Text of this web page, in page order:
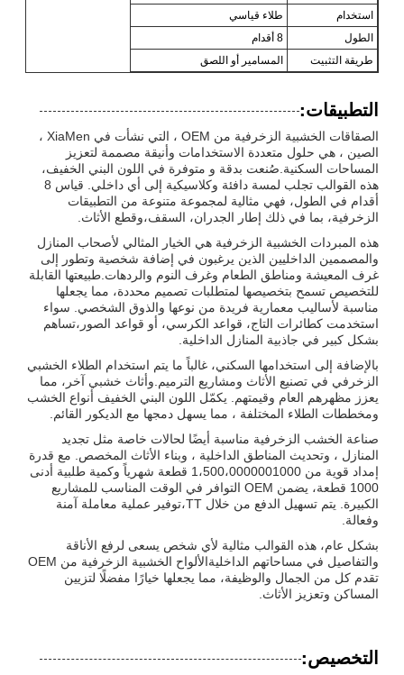
استخدام
طلاء قياسي
الطول
8 أقدام
طريقة التثبيت
المسامير أو اللصق
التطبيقات:
الصقاقات الخشبية الزخرفية من OEM ، التي نشأت في XiaMen ،
الصين ، هي حلول متعددة الاستخدامات وأنيقة مصممة لتعزيز
المساحات السكنية.صُنعت بدقة و متوفرة في اللون البني الخفيف،
هذه القوالب تجلب لمسة دافئة وكلاسيكية إلى أي داخلي. قياس 8
أقدام في الطول، فهي مثالية لمجموعة متنوعة من التطبيقات
الزخرفية، بما في ذلك إطار الجدران، السقف،وقطع الأثاث.
هذه المبردات الخشبية الزخرفية هي الخيار المثالي لأصحاب المنازل
والمصممين الداخليين الذين يرغبون في إضافة شخصية وتطور إلى
غرف المعيشة ومناطق الطعام وغرف النوم والردهات.طبيعتها القابلة
للتخصيص تسمح بتخصيصها لمتطلبات تصميم محددة، مما يجعلها
مناسبة لأساليب معمارية فريدة من نوعها والذوق الشخصي. سواء
استخدمت كطائرات التاج، قواعد الكرسي، أو قواعد الصور،تساهم
بشكل كبير في جاذبية المنازل الداخلية.
بالإضافة إلى استخدامها السكني، غالباً ما يتم استخدام الطلاء الخشبي
الزخرفي في تصنيع الأثاث ومشاريع الترميم.وأثاث خشبي آخر، مما
يعزز مظهرهم العام وقيمتهم. يكمّل اللون البني الخفيف أنواع الخشب
ومخططات الطلاء المختلفة ، مما يسهل دمجها مع الديكور القائم.
صناعة الخشب الزخرفية مناسبة أيضًا لحالات خاصة مثل تجديد
المنازل ، وتحديث المناطق الداخلية ، وبناء الأثاث المخصص. مع قدرة
إمداد قوية من 1،500،0000001000 قطعة شهرياً وكمية طلبية أدنى
1000 قطعة، يضمن OEM التوافر في الوقت المناسب للمشاريع
الكبيرة. يتم تسهيل الدفع من خلال TT،توفير عملية معاملة آمنة
وفعالة.
بشكل عام، هذه القوالب مثالية لأي شخص يسعى لرفع الأناقة
والتفاصيل في مساحاتهم الداخليةالألواح الخشبية الزخرفية من OEM
تقدم كل من الجمال والوظيفة، مما يجعلها خيارًا مفضلًا لتزيين
المساكن وتعزيز الأثاث.
التخصيص: